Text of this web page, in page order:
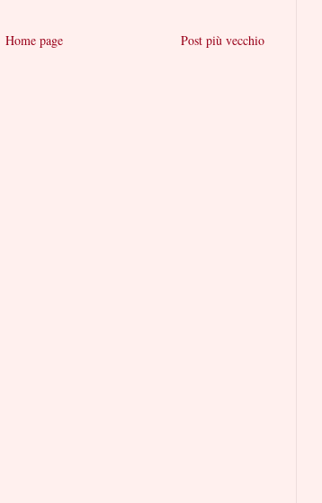
Post più vecchio
Home page